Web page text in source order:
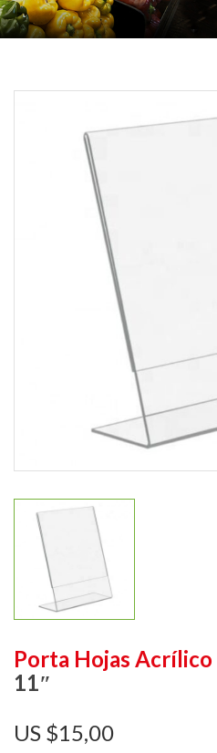
Porta Hojas Acrílico
11″
$15,00